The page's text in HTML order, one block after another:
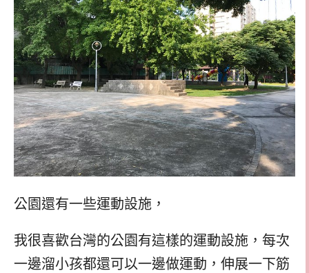
公園還有一些運動設施，
我很喜歡台灣的公園有這樣的運動設施，每次
一邊溜小孩都還可以一邊做運動，伸展一下筋